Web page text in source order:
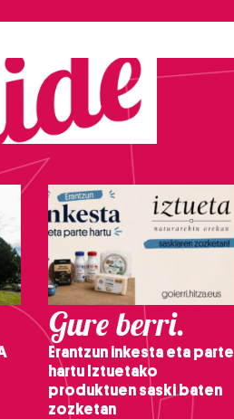
Gure berri.
Erantzun inkesta eta parte
hartu Iztuetako
produktuen saski baten
zozketan